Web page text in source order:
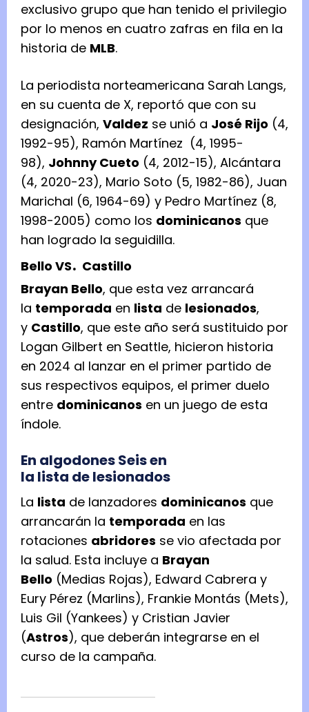
exclusivo grupo que han tenido el privilegio
por lo menos en cuatro zafras en fila en la
historia de MLB.
La periodista norteamericana Sarah Langs,
en su cuenta de X, reportó que con su
designación, Valdez se unió a José Rijo (4,
1992-95), Ramón Martínez (4, 1995-
98), Johnny Cueto (4, 2012-15), Alcántara
(4, 2020-23), Mario Soto (5, 1982-86), Juan
Marichal (6, 1964-69) y Pedro Martínez (8,
1998-2005) como los dominicanos que
han logrado la seguidilla.
Bello VS. Castillo
Brayan Bello, que esta vez arrancará
la temporada en lista de lesionados,
y Castillo, que este año será sustituido por
Logan Gilbert en Seattle, hicieron historia
en 2024 al lanzar en el primer partido de
sus respectivos equipos, el primer duelo
entre dominicanos en un juego de esta
índole.
En algodones Seis en
la lista de lesionados
La lista de lanzadores dominicanos que
arrancarán la temporada en las
rotaciones abridores se vio afectada por
la salud. Esta incluye a Brayan
Bello (Medias Rojas), Edward Cabrera y
Eury Pérez (Marlins), Frankie Montás (Mets),
Luis Gil (Yankees) y Cristian Javier
(Astros), que deberán integrarse en el
curso de la campaña.